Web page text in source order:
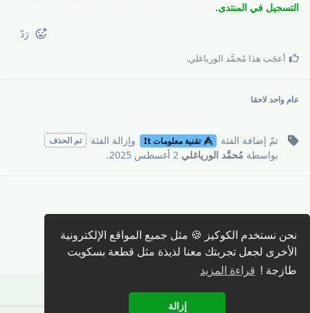
نحن نستخدم الكوكيز 🍪 مثل جميع المواقع الإلكترونية
الأخرى لجعل تجربتك معنا لذيذة مثل قطعة بسكويت
طازجة ! قراءة المزيد
إزالة
التسجيل في المنتدى.
رَدّ
أعجَب هذا مُحمَّد الورياغلي.
عام واحد لاحقا
تمّ إضافة الفئة تقنية معلومات It وإزالة الفئة تم الحذف
بواسطة مُحمَّد الورياغلي 2 أغسطس 2025 .
كتابة رد 🖊️